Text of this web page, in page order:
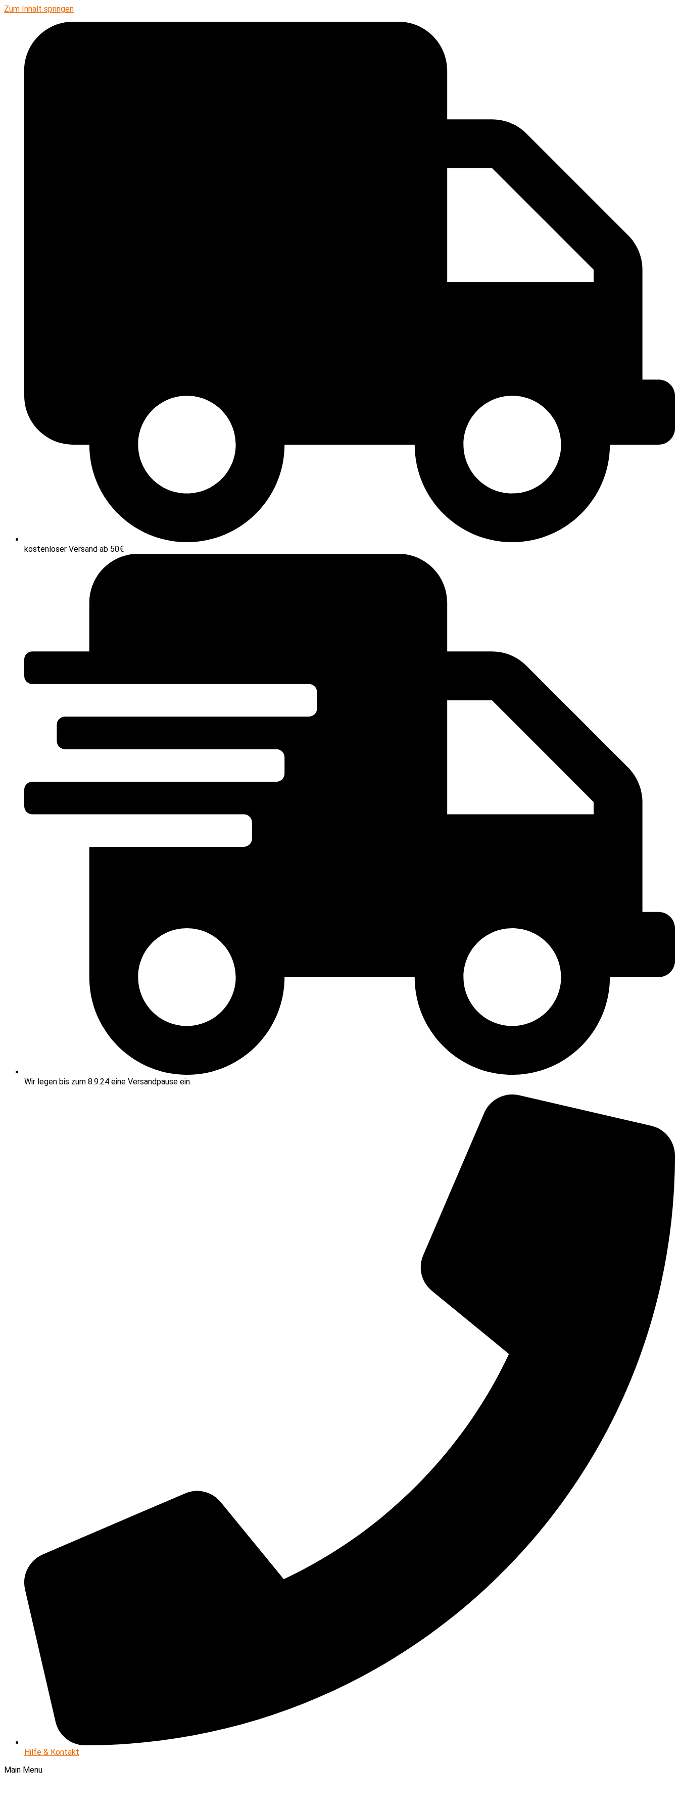
Zum Inhalt springen
kostenloser Versand ab 50€
Wir legen bis zum 8.9.24 eine Versandpause ein.
Hilfe & Kontakt
Main Menu